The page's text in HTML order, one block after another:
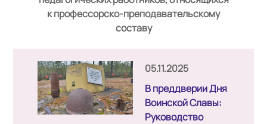
к профессорско-преподавательскому
составу
05.11.2025
В преддверии Дня
Воинской Славы:
Руководство